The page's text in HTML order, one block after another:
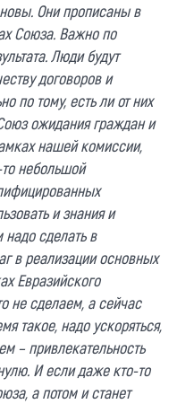
Они прописаны в
Союза. Важно по
Люди будут
договоров и
по тому, есть ли от них
ожидания граждан и
нашей комиссии,
небольшой
и знания и
сделать в
в реализации основных
Евразийского
не сделаем, а сейчас
такое, надо ускоряться,
– привлекательность
И если даже кто-то
а потом и станет